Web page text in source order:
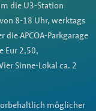
die U3-Station
8-18 Uhr, werktags
die APCOA-Parkgarage
Eur 2,50,
Sinne-Lokal ca. 2
möglicher